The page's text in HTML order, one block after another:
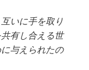
いに手を取り
有し合える世
与えられたの